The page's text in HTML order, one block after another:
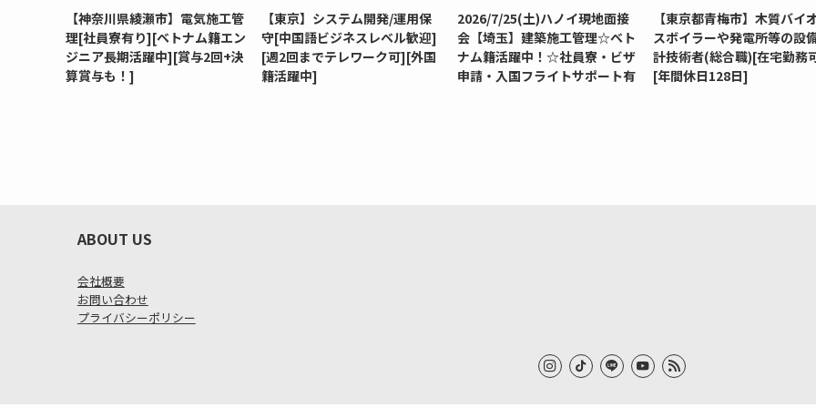
【神奈川県綾瀬市】電気施工管
理[社員寮有り][ベトナム籍エン
ジニア長期活躍中][賞与2回+決
算賞与も！]
【東京】システム開発/運用保
守[中国語ビジネスレベル歓迎]
[週2回までテレワーク可][外国
籍活躍中]
2026/7/25(土)ハノイ現地面接
会【埼玉】建築施工管理☆ベト
ナム籍活躍中！☆社員寮・ビザ
申請・入国フライトサポート有
【東京都青梅市】木質バイ
スボイラーや発電所等の設
計技術者(総合職)[在宅勤務
[年間休日128日]
ABOUT US
会社概要
お問い合わせ
プライバシーポリシー